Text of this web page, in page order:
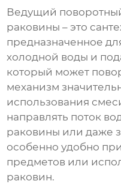
Ведущий
раковины – это
предназначенное
холодной воды и
который может
механизм
использования
направлять поток
раковины или даже
особенно удобно
предметов или
раковин.